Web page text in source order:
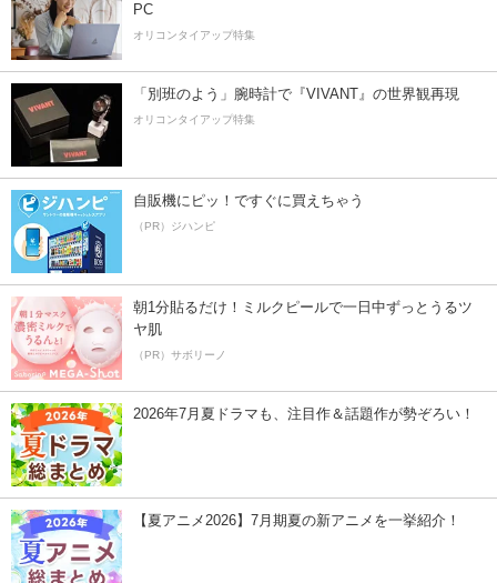
PC
オリコンタイアップ特集
「別班のよう」腕時計で『VIVANT』の世界観再現
オリコンタイアップ特集
自販機にピッ！ですぐに買えちゃう
（PR）ジハンピ
朝1分貼るだけ！ミルクピールで一日中ずっとうるツ
ヤ肌
（PR）サボリーノ
2026年7月夏ドラマも、注目作＆話題作が勢ぞろい！
【夏アニメ2026】7月期夏の新アニメを一挙紹介！